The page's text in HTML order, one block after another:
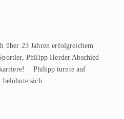
über 23 Jahren erfolgreichem
Philipp Herder Abschied
Philipp turnte auf
belohnte sich…